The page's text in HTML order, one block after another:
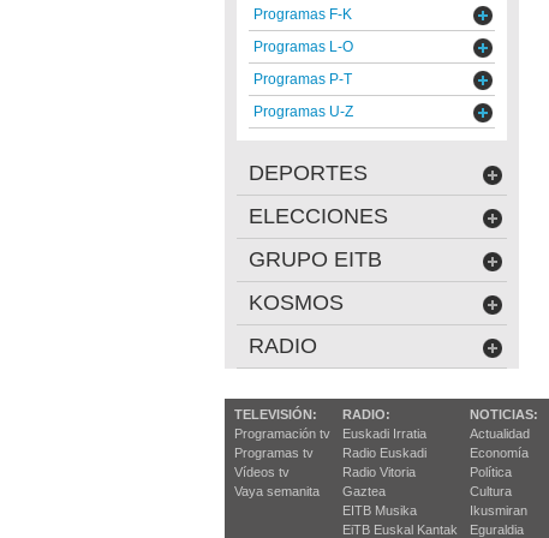
Programas F-K
Programas L-O
Programas P-T
Programas U-Z
DEPORTES
ELECCIONES
GRUPO EITB
KOSMOS
RADIO
TELEVISIÓN:
Programación tv
Programas tv
Vídeos tv
Vaya semanita
RADIO:
Euskadi Irratia
Radio Euskadi
Radio Vitoria
Gaztea
EITB Musika
EiTB Euskal Kantak
NOTICIAS:
Actualidad
Economía
Política
Cultura
Ikusmiran
Eguraldia